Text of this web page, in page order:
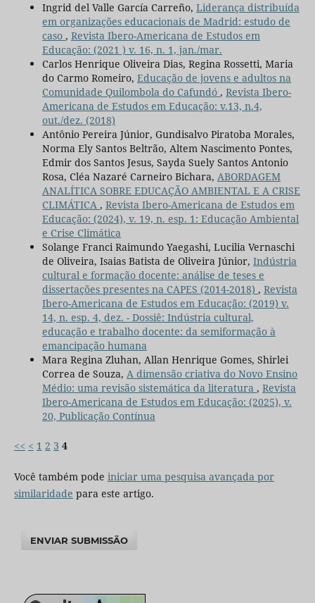
Ingrid del Valle García Carreño, Liderança distribuída
em organizações educacionais de Madrid: estudo de
caso , Revista Ibero-Americana de Estudos em
Educação: (2021 ) v. 16, n. 1, jan./mar.
Carlos Henrique Oliveira Dias, Regina Rossetti, Maria
do Carmo Romeiro, Educação de jovens e adultos na
Comunidade Quilombola do Cafundó , Revista Ibero-
Americana de Estudos em Educação: v.13, n.4,
out./dez. (2018)
Antônio Pereira Júnior, Gundisalvo Piratoba Morales,
Norma Ely Santos Beltrão, Altem Nascimento Pontes,
Edmir dos Santos Jesus, Sayda Suely Santos Antonio
Rosa, Cléa Nazaré Carneiro Bichara, ABORDAGEM
ANALÍTICA SOBRE EDUCAÇÃO AMBIENTAL E A CRISE
CLIMÁTICA , Revista Ibero-Americana de Estudos em
Educação: (2024), v. 19, n. esp. 1: Educação Ambiental
e Crise Climática
Solange Franci Raimundo Yaegashi, Lucilia Vernaschi
de Oliveira, Isaias Batista de Oliveira Júnior, Indústria
cultural e formação docente: análise de teses e
dissertações presentes na CAPES (2014-2018) , Revista
Ibero-Americana de Estudos em Educação: (2019) v.
14, n. esp. 4, dez. - Dossiê: Indústria cultural,
educação e trabalho docente: da semiformação à
emancipação humana
Mara Regina Zluhan, Allan Henrique Gomes, Shirlei
Correa de Souza, A dimensão criativa do Novo Ensino
Médio: uma revisão sistemática da literatura , Revista
Ibero-Americana de Estudos em Educação: (2025), v.
20, Publicação Contínua
<< < 1 2 3 4
Você também pode iniciar uma pesquisa avançada por
similaridade para este artigo.
ENVIAR SUBMISSÃO